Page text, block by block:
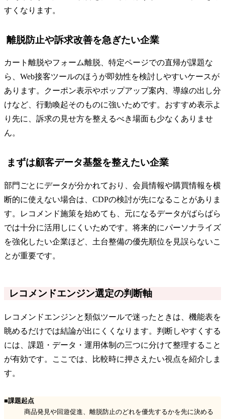
すくなります。
離脱防止や訴求改善を急ぎたい企業
カート離脱やフォーム離脱、特定ページでの直帰が課題な
ら、Web接客ツールのほうが即効性を検討しやすいケースが
あります。クーポン表示やポップアップ案内、導線の出し分
けなど、行動喚起そのものに強いためです。おすすめ表示よ
り先に、訴求の見せ方を整えるべき場面も少なくありませ
ん。
まずは顧客データ基盤を整えたい企業
部門ごとにデータが分かれており、会員情報や購買情報を横
断的に使えない場合は、CDPの検討が先になることがありま
す。レコメンド施策を始めても、元になるデータがばらばら
では十分に活用しにくいためです。将来的にパーソナライズ
を強化したい企業ほど、土台整備の優先順位を見誤らないこ
とが重要です。
レコメンドエンジン選定の判断軸
レコメンドエンジンと類似ツールで迷ったときは、機能表を
眺めるだけでは結論が出にくくなります。判断しやすくする
には、課題・データ・運用体制の三つに分けて整理すること
が有効です。ここでは、比較時に押さえたい視点を紹介しま
す。
■課題起点
商品発見や回遊促進、離脱防止のどれを優先するかを先に決める